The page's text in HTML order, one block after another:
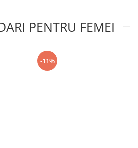
PENTRU FEMEI
-11%